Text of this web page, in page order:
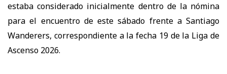
estaba considerado inicialmente dentro de la nómina
para el encuentro de este sábado frente a Santiago
Wanderers, correspondiente a la fecha 19 de la Liga de
Ascenso 2026.